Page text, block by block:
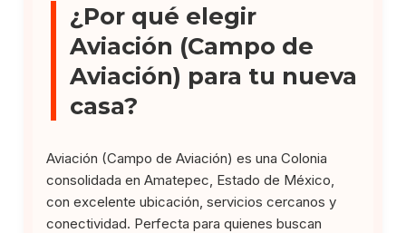
¿Por qué elegir
Aviación (Campo de
Aviación) para tu nueva
casa?
Aviación (Campo de Aviación) es una Colonia
consolidada en Amatepec, Estado de México,
con excelente ubicación, servicios cercanos y
conectividad. Perfecta para quienes buscan